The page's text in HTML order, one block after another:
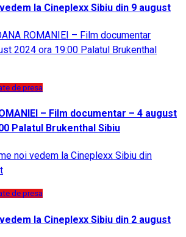
la Cineplexx Sibiu din 9 august
de presa
– Film documentar – 4 august
Palatul Brukenthal Sibiu
de presa
la Cineplexx Sibiu din 2 august